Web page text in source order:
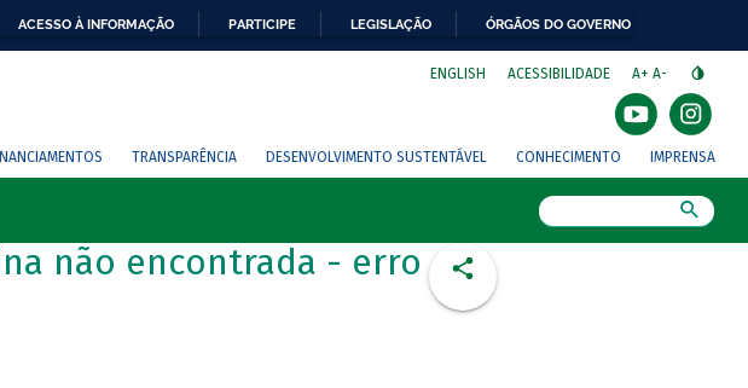
ACESSO À INFORMAÇÃO PARTICIPE LEGISLAÇÃO ÓRGÃOS DO GOVERNO
ENGLISH ACESSIBILIDADE A+ A-
TRANSPARÊNCIA DESENVOLVIMENTO SUSTENTÁVEL CONHECIMENTO IMPRENSA
não encontrada - erro